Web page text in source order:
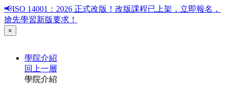
📢ISO 14001：2026 正式改版！改版課程已上架，立即報名，
搶先學習新版要求！
×
學院介紹
回上一層
學院介紹